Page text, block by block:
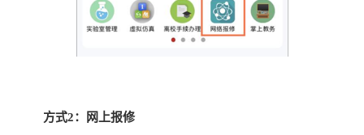
方式2：网上报修